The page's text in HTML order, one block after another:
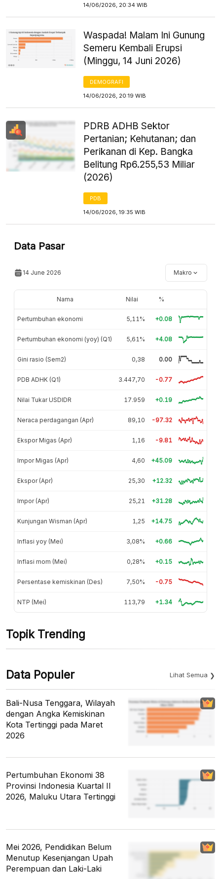
14/06/2026, 20:34 WIB
Waspada! Malam Ini Gunung
Semeru Kembali Erupsi
(Minggu, 14 Juni 2026)
DEMOGRAFI
14/06/2026, 20:19 WIB
PDRB ADHB Sektor
Pertanian; Kehutanan; dan
Perikanan di Kep. Bangka
Belitung Rp6.255,53 Miliar
(2026)
PDB
14/06/2026, 19:35 WIB
Data Pasar
14 June 2026 Makro
Nama Nilai %
Pertumbuhan ekonomi 5,11% +0.08
Pertumbuhan ekonomi (yoy) (Q1) 5,61% +4.08
Gini rasio (Sem2) 0,38 0.00
PDB ADHK (Q1) 3.447,70 -0.77
Nilai Tukar USDIDR 17.959 +0.19
Neraca perdagangan (Apr) 89,10 -97.32
Ekspor Migas (Apr) 1,16 -9.81
Impor Migas (Apr) 4,60 +45.09
Ekspor (Apr) 25,30 +12.32
Impor (Apr) 25,21 +31.28
Kunjungan Wisman (Apr) 1,25 +14.75
Inflasi yoy (Mei) 3,08% +0.66
Inflasi mom (Mei) 0,28% +0.15
Persentase kemiskinan (Des) 7,50% -0.75
NTP (Mei) 113,79 +1.34
Topik Trending
Data Populer Lihat Semua
Bali-Nusa Tenggara, Wilayah
dengan Angka Kemiskinan
Kota Tertinggi pada Maret
2026
Pertumbuhan Ekonomi 38
Provinsi Indonesia Kuartal II
2026, Maluku Utara Tertinggi
Mei 2026, Pendidikan Belum
Menutup Kesenjangan Upah
Perempuan dan Laki-Laki